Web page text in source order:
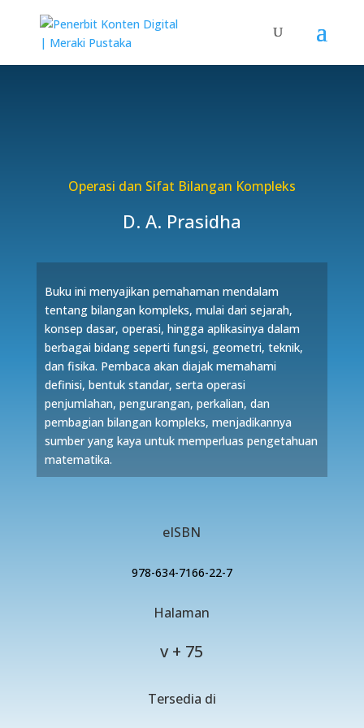
Operasi dan Sifat Bilangan Kompleks
D. A. Prasidha
Buku ini menyajikan pemahaman mendalam
tentang bilangan kompleks, mulai dari sejarah,
konsep dasar, operasi, hingga aplikasinya dalam
berbagai bidang seperti fungsi, geometri, teknik,
dan fisika. Pembaca akan diajak memahami
definisi, bentuk standar, serta operasi
penjumlahan, pengurangan, perkalian, dan
pembagian bilangan kompleks, menjadikannya
sumber yang kaya untuk memperluas pengetahuan
matematika.
eISBN
978-634-7166-22-7
Halaman
v + 75
Tersedia di